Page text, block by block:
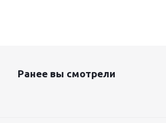
Ранее вы смотрели